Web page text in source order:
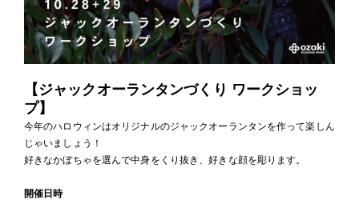
【ジャックオーランタンづくり ワークショッ
プ】
今年のハロウィンはオリジナルのジャックオーランタンを作って楽しん
じゃいましょう！
好きなかぼちゃを選んで中身をくり抜き、好きな顔を彫ります。
開催日時